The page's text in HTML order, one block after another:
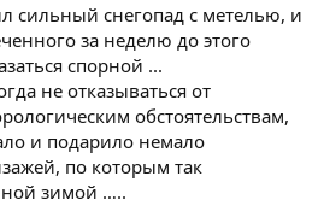
сильный снегопад с метелью, и
за неделю до этого
спорной ...
не отказываться от
обстоятельствам,
и подарило немало
по которым так
зимой …..